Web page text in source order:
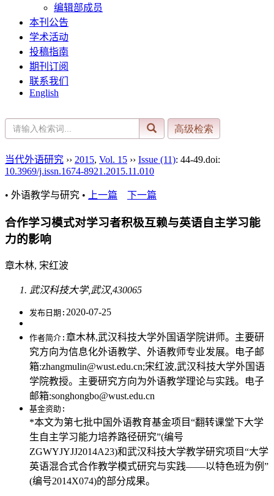
编辑部成员
本刊公告
学术活动
投稿指南
期刊订阅
联系我们
English
当代外语研究 ›› 2015, Vol. 15 ›› Issue (11): 44-49.doi:
10.3969/j.issn.1674-8921.2015.11.010
• 外语教学与研究 • 上一篇 下一篇
合作学习模式对学习者积极互赖与英语自主学习能
力的影响
章木林, 宋红波
武汉科技大学,武汉,430065
发布日期: 2020-07-25
作者简介: 章木林,武汉科技大学外国语学院讲师。主要研
究方向为信息化外语教学、外语教师专业发展。电子邮
箱:zhangmulin@wust.edu.cn;宋红波,武汉科技大学外国语
学院教授。主要研究方向为外语教学理论与实践。电子
邮箱:songhongbo@wust.edu.cn
基金资助:
*本文为第七批中国外语教育基金项目“翻转课堂下大学
生自主学习能力培养路径研究”(编号
ZGWYJYJJ2014A23)和武汉科技大学教学研究项目“大学
英语混合式合作教学模式研究与实践——以特色班为例”
(编号2014X074)的部分成果。